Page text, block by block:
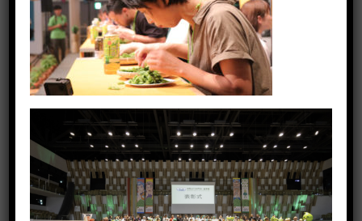
ご協賛受付
お問い合せ